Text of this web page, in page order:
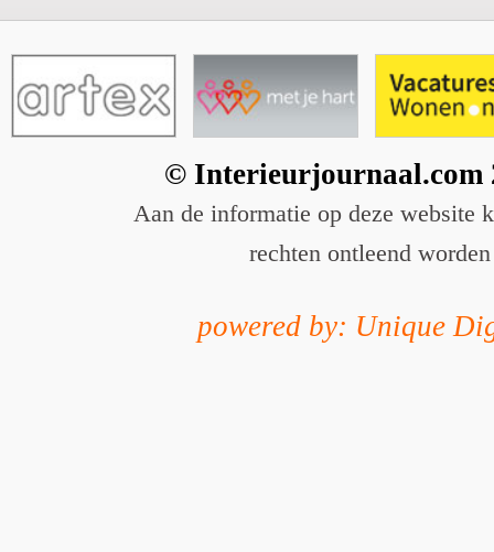
© Interieurjournaal.com
Aan de informatie op deze website
rechten ontleend worden
powered by: Unique